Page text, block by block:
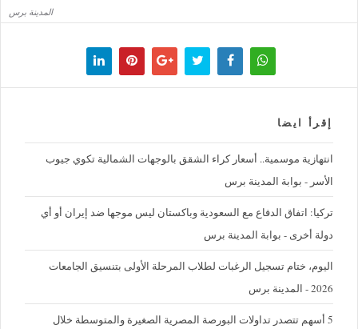
المدينة برس
إقرأ ايضا
‪انتهازية موسمية.. أسعار كراء الشقق بالوجهات الشمالية تكوي جيوب
الأسر - بوابة المدينة برس
تركيا: اتفاق الدفاع مع السعودية وباكستان ليس موجها ضد إيران أو أي
دولة أخرى - بوابة المدينة برس
اليوم، ختام تسجيل الرغبات لطلاب المرحلة الأولى بتنسيق الجامعات
2026 - المدينة برس
5 أسهم تتصدر تداولات البورصة المصرية الصغيرة والمتوسطة خلال